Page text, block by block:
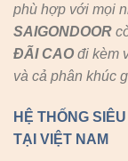
phù hợp với mọi
SAIGONDOOR
ĐÃI CAO đi kèm
và cả phân khúc
HỆ THỐNG
TẠI VIỆT NAM